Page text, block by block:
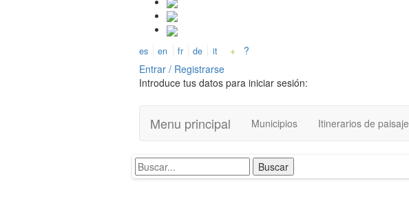
es en fr de it +
?
Entrar / Registrarse
Introduce tus datos para iniciar sesión:
Menu principal Municipios Itinerarios de paisaje